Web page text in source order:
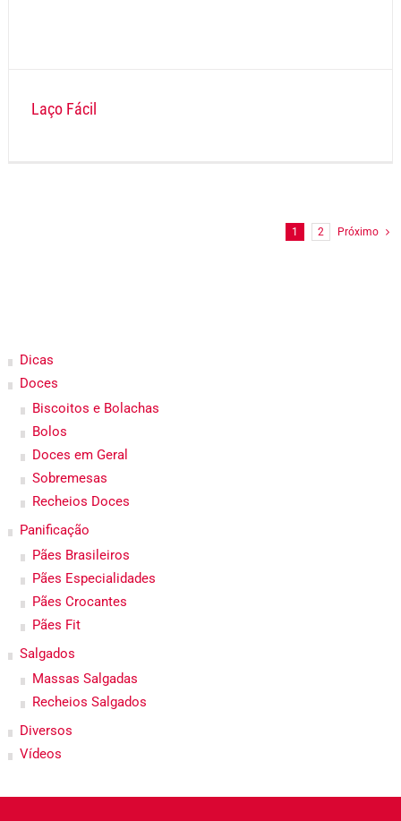
Laço Fácil
1 2 Próximo
Dicas
Doces
Biscoitos e Bolachas
Bolos
Doces em Geral
Sobremesas
Recheios Doces
Panificação
Pães Brasileiros
Pães Especialidades
Pães Crocantes
Pães Fit
Salgados
Massas Salgadas
Recheios Salgados
Diversos
Vídeos